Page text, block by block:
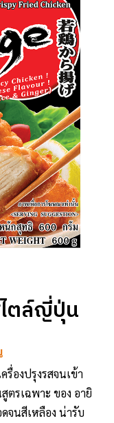
ไตล์ญี่ปุ่น
รื่องปรุงรสจนเข้า
ตรเฉพาะ ของ อายิ
จนสีเหลือง น่ารับ